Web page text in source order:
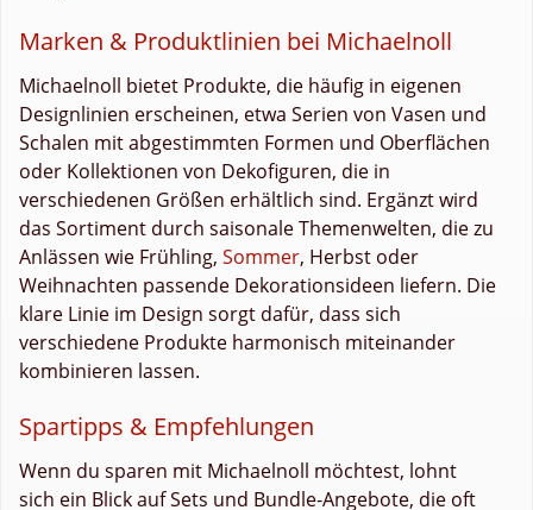
Marken & Produktlinien bei Michaelnoll
Michaelnoll bietet Produkte, die häufig in eigenen
Designlinien erscheinen, etwa Serien von Vasen und
Schalen mit abgestimmten Formen und Oberflächen
oder Kollektionen von Dekofiguren, die in
verschiedenen Größen erhältlich sind. Ergänzt wird
das Sortiment durch saisonale Themenwelten, die zu
Anlässen wie Frühling, Sommer, Herbst oder
Weihnachten passende Dekorationsideen liefern. Die
klare Linie im Design sorgt dafür, dass sich
verschiedene Produkte harmonisch miteinander
kombinieren lassen.
Spartipps & Empfehlungen
Wenn du sparen mit Michaelnoll möchtest, lohnt
sich ein Blick auf Sets und Bundle-Angebote, die oft